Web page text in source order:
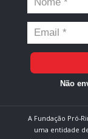
Não
A Fundação Pró-
uma entidade